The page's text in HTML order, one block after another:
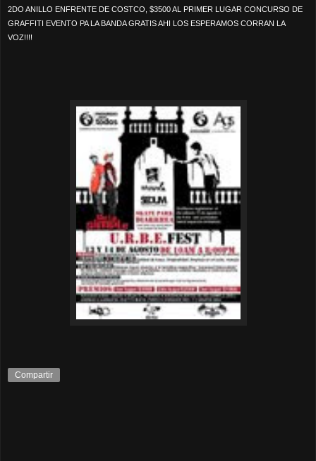
2DO ANILLO ENFRENTE DE COSTCO, $3500 AL PRIMER LUGAR CONCURSO DE
GRAFFITI EVENTO PA LA BANDA GRATIS AHI LOS ESPERAMOS CORRAN LA
VOZ!!!!
Compartir